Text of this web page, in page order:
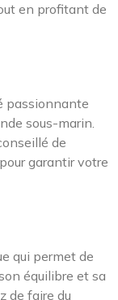
en profitant de
passionnante
sous-marin.
de
garantir votre
qui permet de
équilibre et sa
de faire du